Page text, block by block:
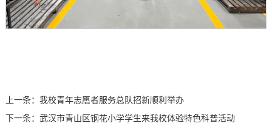
上一条： 我校青年志愿者服务总队招新顺利举办
下一条： 武汉市青山区钢花小学学生来我校体验特色科普活动